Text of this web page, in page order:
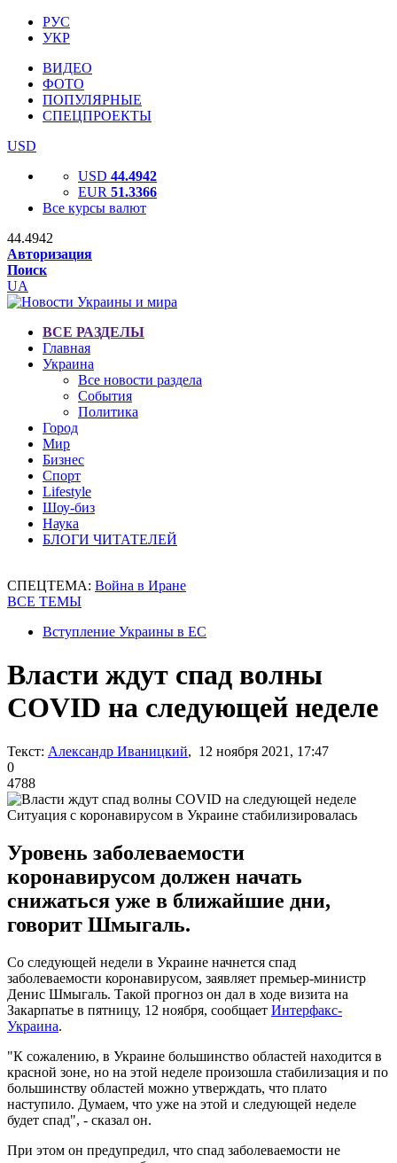
РУС
УКР
ВИДЕО
ФОТО
ПОПУЛЯРНЫЕ
СПЕЦПРОЕКТЫ
USD
USD 44.4942
EUR 51.3366
Все курсы валют
44.4942
Авторизация
Поиск
UA
ВСЕ РАЗДЕЛЫ
Главная
Украина
Все новости раздела
События
Политика
Город
Мир
Бизнес
Спорт
Lifestyle
Шоу-биз
Наука
БЛОГИ ЧИТАТЕЛЕЙ
СПЕЦТЕМА: Война в Иране
ВСЕ ТЕМЫ
Вступление Украины в ЕС
Власти ждут спад волны
COVID на следующей неделе
Текст: Александр Иваницкий, 12 ноября 2021, 17:47
0
4788
Ситуация с коронавирусом в Украине стабилизировалась
Уровень заболеваемости
коронавирусом должен начать
снижаться уже в ближайшие дни,
говорит Шмыгаль.
Со следующей недели в Украине начнется спад
заболеваемости коронавирусом, заявляет премьер-министр
Денис Шмыгаль. Такой прогноз он дал в ходе визита на
Закарпатье в пятницу, 12 ноября, сообщает Интерфакс-
Украина.
"К сожалению, в Украине большинство областей находится в
красной зоне, но на этой неделе произошла стабилизация и по
большинству областей можно утверждать, что плато
наступило. Думаем, что уже на этой и следующей неделе
будет спад", - сказал он.
При этом он предупредил, что спад заболеваемости не